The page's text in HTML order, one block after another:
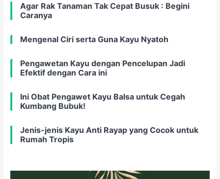
Agar Rak Tanaman Tak Cepat Busuk : Begini
Caranya
Mengenal Ciri serta Guna Kayu Nyatoh
Pengawetan Kayu dengan Pencelupan Jadi
Efektif dengan Cara ini
Ini Obat Pengawet Kayu Balsa untuk Cegah
Kumbang Bubuk!
Jenis-jenis Kayu Anti Rayap yang Cocok untuk
Rumah Tropis